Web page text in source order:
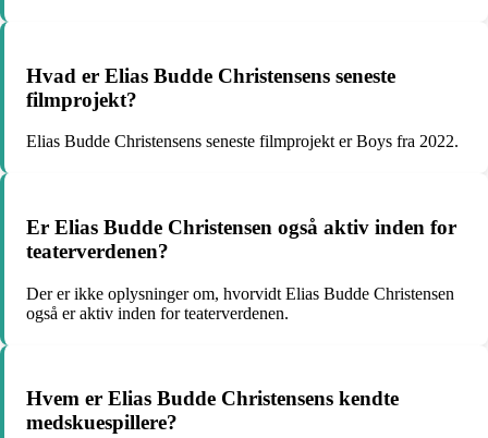
Hvad er Elias Budde Christensens seneste
filmprojekt?
Elias Budde Christensens seneste filmprojekt er Boys fra 2022.
Er Elias Budde Christensen også aktiv inden for
teaterverdenen?
Der er ikke oplysninger om, hvorvidt Elias Budde Christensen
også er aktiv inden for teaterverdenen.
Hvem er Elias Budde Christensens kendte
medskuespillere?